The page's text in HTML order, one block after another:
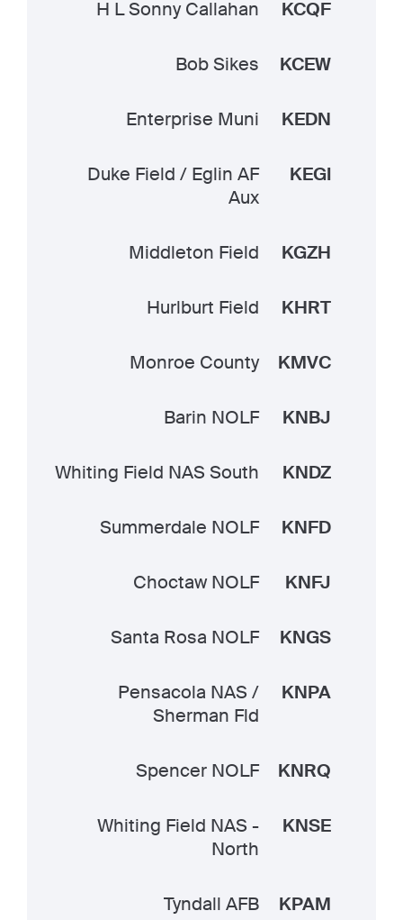
KCQF
H L Sonny Callahan
KCEW
Bob Sikes
KEDN
Enterprise Muni
KEGI
Duke Field / Eglin AF
Aux
KGZH
Middleton Field
KHRT
Hurlburt Field
KMVC
Monroe County
KNBJ
Barin NOLF
KNDZ
Whiting Field NAS South
KNFD
Summerdale NOLF
KNFJ
Choctaw NOLF
KNGS
Santa Rosa NOLF
KNPA
Pensacola NAS /
Sherman Fld
KNRQ
Spencer NOLF
KNSE
Whiting Field NAS -
North
KPAM
Tyndall AFB